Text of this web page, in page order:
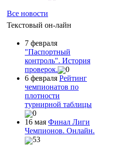
Все новости
Текстовый он-лайн
7 февраля
"Паспортный
контроль". История
проверок.
0
6 февраля Рейтинг
чемпионатов по
плотности
турнирной таблицы
0
16 мая Финал Лиги
Чемпионов. Онлайн.
53